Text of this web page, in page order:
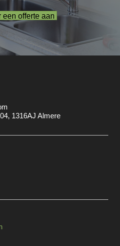
een offerte aan
1316AJ Almere